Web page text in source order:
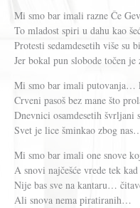
Mi smo bar imali razne Če
To mladost spiri u dahu kao
Protesti sedamdesetih više su
Jer bokal pun slobode točen
Mi smo bar imali putovanja…
Crveni pasoš bez mane što
Dnevnici osamdesetih švrljani
Svet je lice šminkao zbog
Mi smo bar imali one snove
A snovi najčešće vrede tek
Nije bas sve na kantaru…
Ali snova nema piratiranih…